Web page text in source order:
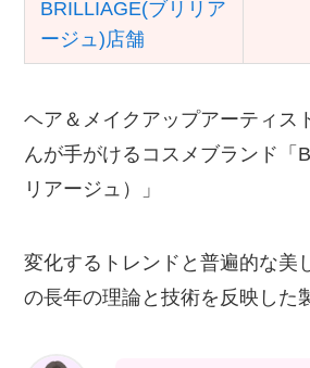
BRILLIAGE(ブリリア
ージュ)店舗
ヘア＆メイクアップアーティス
んが手がけるコスメブランド「
リアージュ）」
変化するトレンドと普遍的な美
の長年の理論と技術を反映した